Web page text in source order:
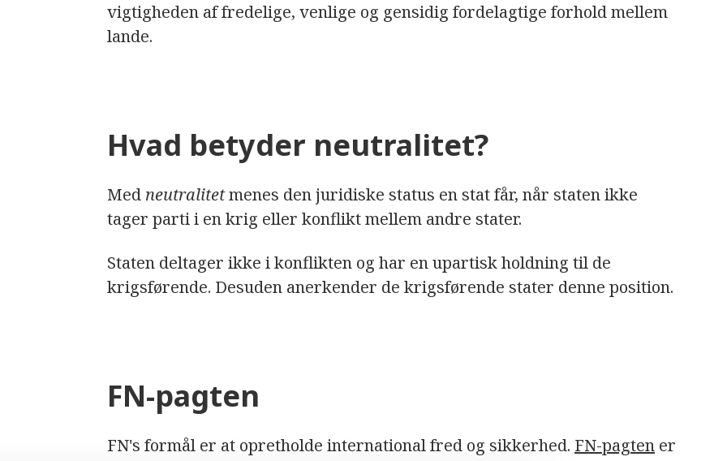
vigtigheden af fredelige, venlige og gensidig fordelagtige forhold mellem
lande.
Hvad betyder neutralitet?
Med neutralitetmenes den juridiske status en stat får, når staten ikke
tager parti i en krig eller konflikt mellem andre stater.
Staten deltager ikke i konflikten og har en upartisk holdning til de
krigsførende. Desuden anerkender de krigsførende stater denne position.
FN-pagten
FN's formål er at opretholde international fred og sikkerhed. FN-pagten er